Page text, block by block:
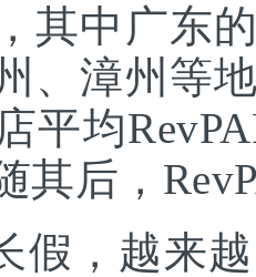
其中广东
、漳州等
平均
其后，
假，越来